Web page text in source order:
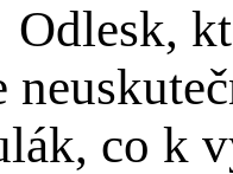
Odlesk,
co k